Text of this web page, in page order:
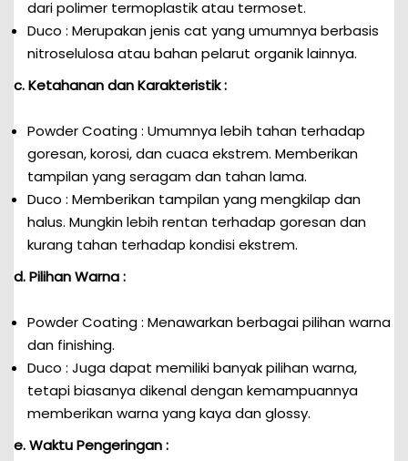
dari polimer termoplastik atau termoset.
Duco : Merupakan jenis cat yang umumnya berbasis
nitroselulosa atau bahan pelarut organik lainnya.
c. Ketahanan dan Karakteristik :
Powder Coating : Umumnya lebih tahan terhadap
goresan, korosi, dan cuaca ekstrem. Memberikan
tampilan yang seragam dan tahan lama.
Duco : Memberikan tampilan yang mengkilap dan
halus. Mungkin lebih rentan terhadap goresan dan
kurang tahan terhadap kondisi ekstrem.
d. Pilihan Warna :
Powder Coating : Menawarkan berbagai pilihan warna
dan finishing.
Duco : Juga dapat memiliki banyak pilihan warna,
tetapi biasanya dikenal dengan kemampuannya
memberikan warna yang kaya dan glossy.
e. Waktu Pengeringan :